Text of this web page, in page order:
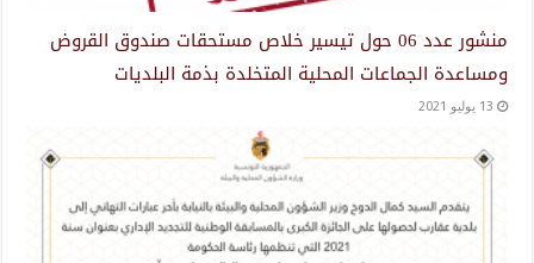
منشور عدد 06 حول تيسير خلاص مستحقات صندوق القروض
ومساعدة الجماعات المحلية المتخلدة بذمة البلديات
13 يوليو 2021